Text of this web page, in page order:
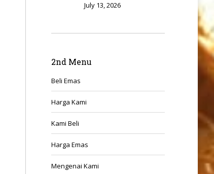
July 13, 2026
2nd Menu
Beli Emas
Harga Kami
Kami Beli
Harga Emas
Mengenai Kami